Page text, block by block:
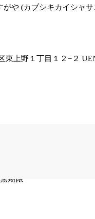
がや (カブシキカイシャ
東上野１丁目１２−２
ンド品・高級時計など
無期限